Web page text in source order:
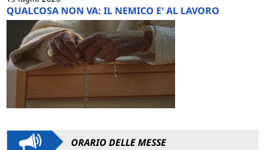
QUALCOSA NON VA: IL NEMICO E' AL LAVORO
ORARIO DELLE MESSE